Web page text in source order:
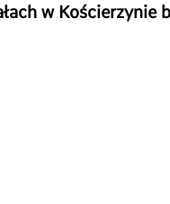
w Kościerzynie